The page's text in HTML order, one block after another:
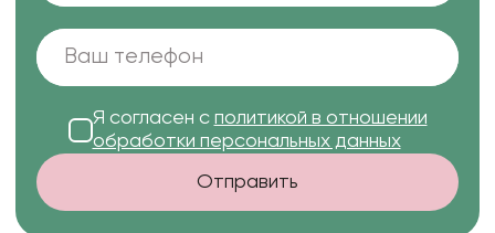
Я согласен с политикой в отношении
обработки персональных данных
Отправить